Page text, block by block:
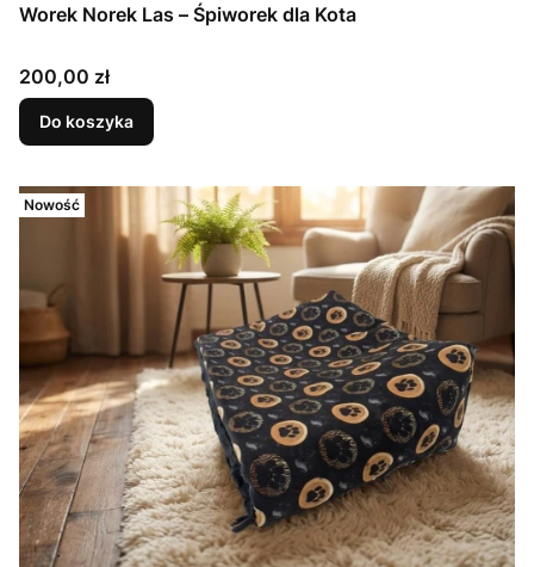
Worek Norek Las – Śpiworek dla Kota
Cena
200,00 zł
Do koszyka
Nowość